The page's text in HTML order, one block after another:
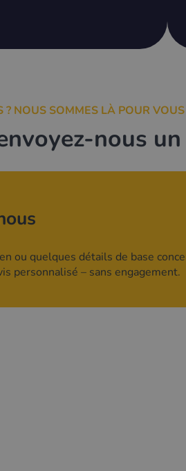
NOUS SOMMES LÀ POUR
nous
ou quelques détails de base
personnalisé – sans engagement.